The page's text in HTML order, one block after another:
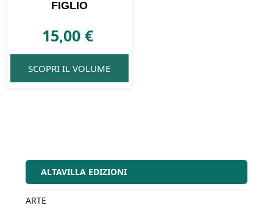
FIGLIO
15,00€
SCOPRI IL VOLUME
ALTAVILLA EDIZIONI
ARTE